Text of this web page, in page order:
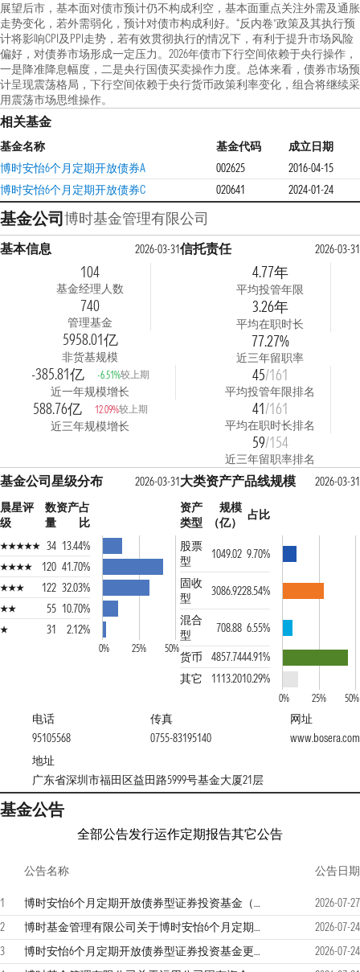
展望后市，基本面对债市预计仍不构成利空，基本面重点关注外需及通胀
走势变化，若外需弱化，预计对债市构成利好。“反内卷”政策及其执行预
计将影响CPI及PPI走势，若有效贯彻执行的情况下，有利于提升市场风险
偏好，对债券市场形成一定压力。2026年债市下行空间依赖于央行操作，
一是降准降息幅度，二是央行国债买卖操作力度。总体来看，债券市场预
计呈现震荡格局，下行空间依赖于央行货币政策利率变化，组合将继续采
用震荡市场思维操作。
相关基金
基金名称 基金代码
成立日期
博时安怡6个月定期开放债券A
002625
2016-04-15
博时安怡6个月定期开放债券C
020641 2024-01-24
基金公司博时基金管理有限公司
基本信息 2026-03-31
104
基金经理人数
740
管理基金
5958.01亿
非货基规模
-385.81亿 -6.51%较上期
近一年规模增长
588.76亿 12.09%较上期
近三年规模增长
信托责任 2026-03-31
4.77年
平均投管年限
3.26年
平均在职时长
77.27%
近三年留职率
45/161
平均投管年限排名
41/161
平均在职时长排名
59/154
近三年留职率排名
基金公司星级分布
2026-03-31
晨星评
级
数
量
资产占
比
34 13.44%
120 41.70%
122 32.03%
55 10.70%
31
2.12%
0% 25% 50%
大类资产产品线规模
2026-03-31
资产
类型
规模
（亿）
占比
股票
型
1049.02 9.70%
固收
型
3086.9228.54%
混合
型
708.88 6.55%
货币
4857.7444.91%
其它
1113.2010.29%
0% 25% 50%
电话
95105568
传真
0755-83195140
网址
www.bosera.com
地址
广东省深圳市福田区益田路5999号基金大厦21层
基金公告
全部公告发行运作定期报告其它公告
公告名称 公告日期
1 博时安怡6个月定期开放债券型证券投资基金（博时安怡6个月定开债A）基金产品资料概要更新
2026-07-27
2
博时基金管理有限公司关于博时安怡6个月定期开放债券型证券投资基金的基金经理变更的公告
2026-07-24
3
博时安怡6个月定期开放债券型证券投资基金更新招募说明书
2026-07-24